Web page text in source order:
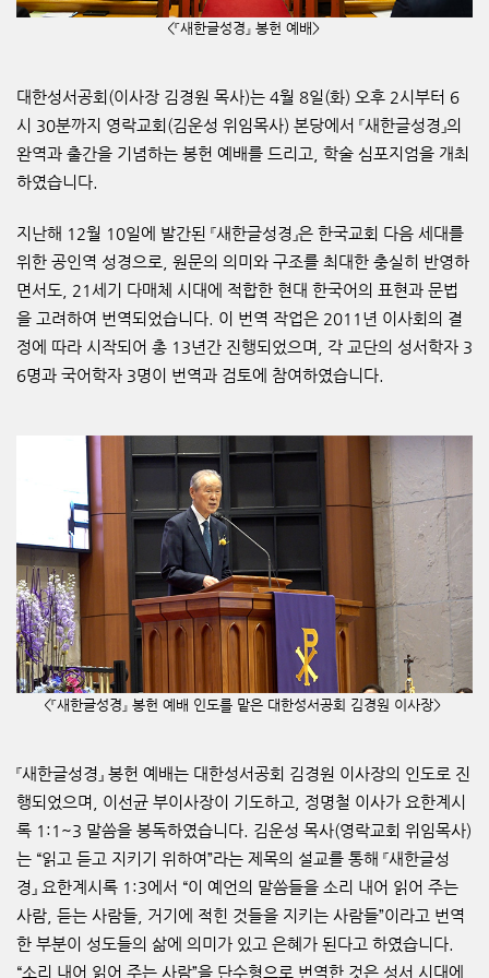
<『새한글성경 』 봉헌 예배>
대한성서공회 (이사장 김경원 목사)는 4월 8일(화) 오후 2시부터 6
시 30분까지 영락교회 (김운성 위임목사) 본당에서 『새한글성경 』의
완역과 출간을 기념하는 봉헌 예배를 드리고 학술 심포지엄을 개최
하였습니다.
지난해 12월 10일에 발간된 『새한글성경 』은 한국교회 다음 세대를
위한 공인역 성경으로 원문의 의미와 구조를 최대한 충실히 반영하
면서도 , 21세기 다매체 시대에 적합한 현대 한국어의 표현과 문법
을 고려하여 번역되었습니다. 이 번역 작업은 2011 년 이사회의 결
정에 따라 시작되어 총 13년간 진행되었으며 각 교단의 성서학자 3
6명과 국어학자 3명이 번역과 검토에 참여하였습니다.
<『새한글성경 』 봉헌 예배 인도를 맡은 대한성서공회 김경원 이사장>
『새한글성경 』 봉헌 예배는 대한성서공회 김경원 이사장의 인도로 진
행되었으며
이선균 부이사장이 기도하고
정명철 이사가 요한계시
록 1:1~3 말씀을 봉독하였습니다 김운성 목사(영락교회 위임목사)
는 “읽고 듣고 지키기 위하여”라는 제목의 설교를 통해 『새한글성
경 』 요한계시록 1:3에서 “이 예언의 말씀들을 소리 내어 읽어 주는
사람 듣는 사람들 거기에 적힌 것들을 지키는 사람들”이라고 번역
한 부분이 성도들의 삶에 의미가 있고 은혜가 된다고 하였습니다
“소리 내어 읽어 주는 사람”을 단수형으로 번역한 것은 성서 시대에